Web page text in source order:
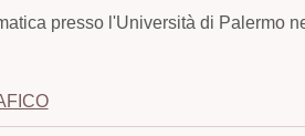
presso l'Università di Palermo